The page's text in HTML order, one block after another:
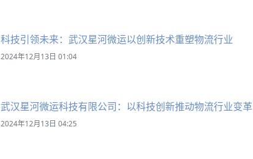
科技引领未来：武汉星河微运以创新技术重塑物流行业
2024年12月13日 01:04
武汉星河微运科技有限公司：以科技创新推动物流行业变革
2024年12月13日 04:25